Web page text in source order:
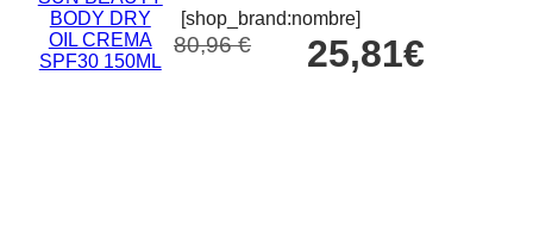
[shop_brand:nombre]
80,96 € 25,81€